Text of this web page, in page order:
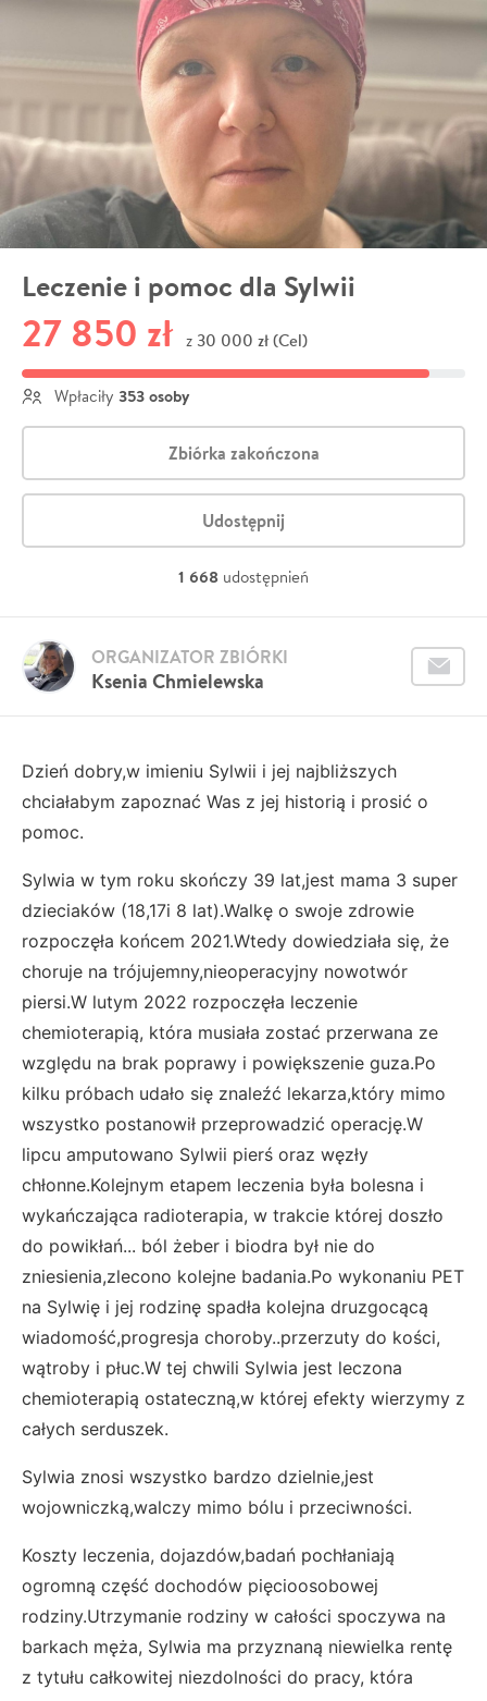
Leczenie i pomoc dla Sylwii
27 850 zł z 30 000 zł (Cel)
Wpłaciły 353 osoby
Zbiórka zakończona
Udostępnij
1 668 udostępnień
Ksenia Chmielewska
ORGANIZATOR ZBIÓRKI
Dzień dobry,w imieniu Sylwii i jej najbliższych
chciałabym zapoznać Was z jej historią i prosić o
pomoc.
Sylwia w tym roku skończy 39 lat,jest mama 3 super
dzieciaków (18,17i 8 lat).Walkę o swoje zdrowie
rozpoczęła końcem 2021.Wtedy dowiedziała się, że
choruje na trójujemny,nieoperacyjny nowotwór
piersi.W lutym 2022 rozpoczęła leczenie
chemioterapią, która musiała zostać przerwana ze
względu na brak poprawy i powiększenie guza.Po
kilku próbach udało się znaleźć lekarza,który mimo
wszystko postanowił przeprowadzić operację.W
lipcu amputowano Sylwii pierś oraz węzły
chłonne.Kolejnym etapem leczenia była bolesna i
wykańczająca radioterapia, w trakcie której doszło
do powikłań... ból żeber i biodra był nie do
zniesienia,zlecono kolejne badania.Po wykonaniu PET
na Sylwię i jej rodzinę spadła kolejna druzgocącą
wiadomość,progresja choroby..przerzuty do kości,
wątroby i płuc.W tej chwili Sylwia jest leczona
chemioterapią ostateczną,w której efekty wierzymy z
całych serduszek.
Sylwia znosi wszystko bardzo dzielnie,jest
wojowniczką,walczy mimo bólu i przeciwności.
Koszty leczenia, dojazdów,badań pochłaniają
ogromną część dochodów pięcioosobowej
rodziny.Utrzymanie rodziny w całości spoczywa na
barkach męża, Sylwia ma przyznaną niewielka rentę
z tytułu całkowitej niezdolności do pracy, która